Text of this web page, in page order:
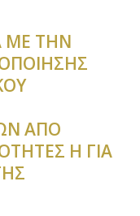
MΕ ΤΗΝ
ΑΠΟ
Η ΓΙΑ